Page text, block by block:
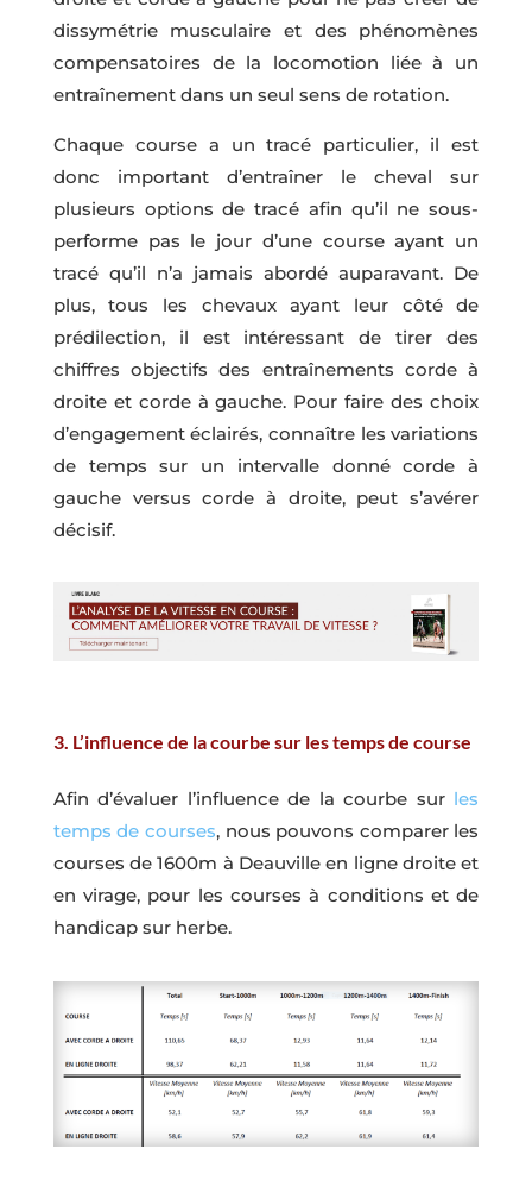
dissymétrie musculaire et des phénomènes
compensatoires de la locomotion liée à un
entraînement dans un seul sens de rotation.
Chaque course a un tracé particulier, il est
donc important d’entraîner le cheval sur
plusieurs options de tracé afin qu’il ne sous-
performe pas le jour d’une course ayant un
tracé qu’il n’a jamais abordé auparavant. De
plus, tous les chevaux ayant leur côté de
prédilection, il est intéressant de tirer des
chiffres objectifs des entraînements corde à
droite et corde à gauche. Pour faire des choix
d’engagement éclairés, connaître les variations
de temps sur un intervalle donné corde à
gauche versus corde à droite, peut s’avérer
décisif.
3. L’influence de la courbe sur les temps de course
Afin d’évaluer l’influence de la courbe sur les
temps de courses, nous pouvons comparer les
courses de 1600m à Deauville en ligne droite et
en virage, pour les courses à conditions et de
handicap sur herbe.